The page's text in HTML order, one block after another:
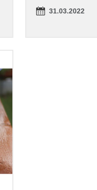
31.03.2022